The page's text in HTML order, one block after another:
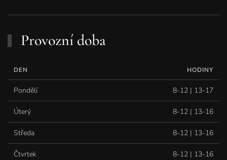
Provozní doba
DEN HODINY
Pondělí 8-12 | 13-17
Úterý 8-12 | 13-16
Středa 8-12 | 13-16
Čtvrtek 8-12 | 13-16